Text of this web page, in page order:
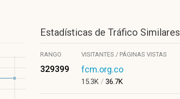
Estadísticas de Tráfico Similares
RANGO VISITANTES / PÁGINAS VISTAS
329399 fcm.org.co
15.3K / 36.7K